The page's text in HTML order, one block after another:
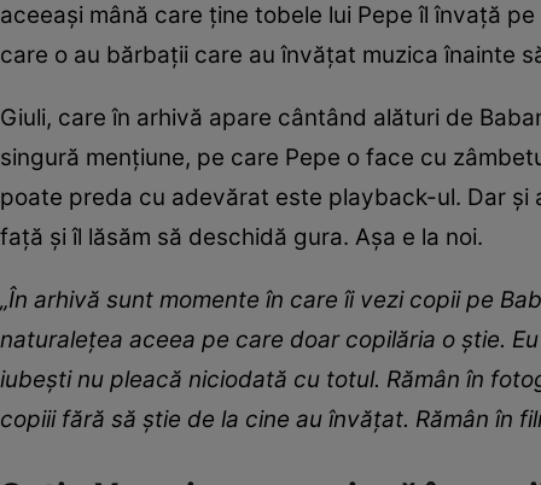
aceeași mână care ține tobele lui Pepe îl învață
care o au bărbații care au învățat muzica înainte
Giuli, care în arhivă apare cântând alături de
singură mențiune, pe care Pepe o face cu
poate preda cu adevărat este playback-ul. Dar și
față și îl lăsăm să deschidă gura. Așa e la noi.
„În arhivă sunt momente în care îi vezi copii pe
naturalețea aceea pe care doar copilăria o știe.
iubești nu pleacă niciodată cu totul. Rămân în
copiii fără să știe de la cine au învățat. Rămân în